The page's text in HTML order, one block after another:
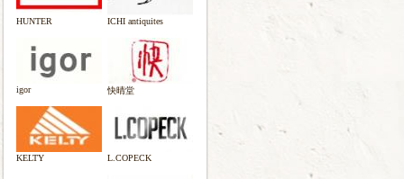
HUNTER ICHI antiquites
igor 快晴堂
KELTY L.COPECK